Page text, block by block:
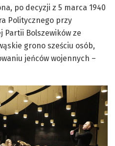
po decyzji z 5 marca 1940
Politycznego przy
Partii Bolszewików ze
grono sześciu osób,
jeńców wojennych –